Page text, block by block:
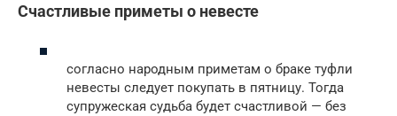
Счастливые приметы о невесте
согласно народным приметам о браке туфли
невесты следует покупать в пятницу. Тогда
супружеская судьба будет счастливой — без